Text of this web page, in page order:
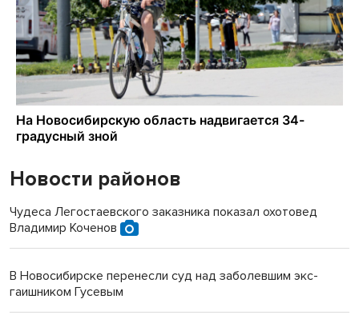
Новости районов
Чудеса Легостаевского заказника показал охотовед
Владимир Коченов
В Новосибирске перенесли суд над заболевшим экс-
гаишником Гусевым